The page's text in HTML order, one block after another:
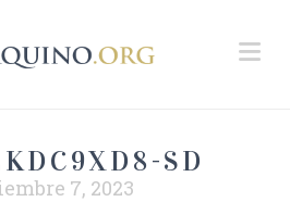
SD
7, 2023